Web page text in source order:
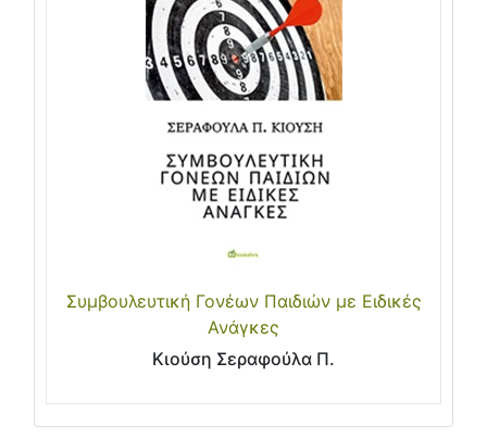
Συμβουλευτική Γονέων Παιδιών με Ειδικές
Ανάγκες
Κιούση Σεραφούλα Π.